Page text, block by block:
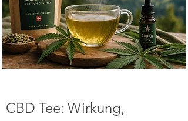
CBD Tee: Wirkung,